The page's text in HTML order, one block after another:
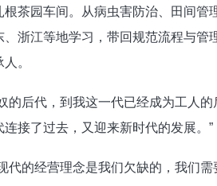
根茶园车间。从病虫害防治、田间
、浙江等地学习，带回规范流程与管
。
的后代，到我这一代已经成为工人
连接了过去，又迎来新时代的发展。”
代的经营理念是我们欠缺的，我们